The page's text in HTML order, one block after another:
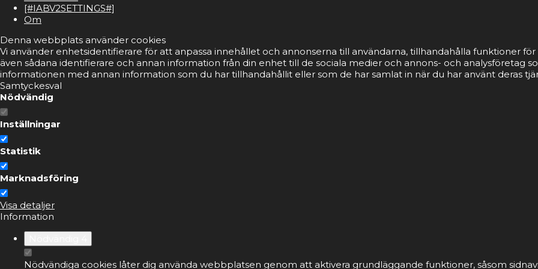
[#IABV2SETTINGS#]
Om
Denna webbplats använder cookies
Vi använder enhetsidentifierare för att anpassa innehållet och annonserna till användarna, tillhandahålla funktioner
även sådana identifierare och annan information från din enhet till de sociala medier och annons- och analysföretag
informationen med annan information som du har tillhandahållit eller som de har samlat in när du har använt deras
Samtyckesval
Nödvändig
Inställningar
Statistik
Marknadsföring
Visa detaljer
Information
Nödvändiga cookies låter dig använda webbplatsen genom att aktivera grundläggande funktioner, såsom